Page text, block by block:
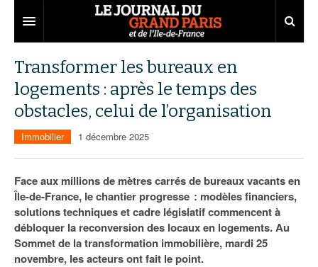
Territoires
Aménagement
Collectivités
Services urbains
Entreprises
Développement économique
Attractivité
Innovation
Transport
Départements
77
78
91
Nominations
Portraits
Agenda
Les Assises du Grand Paris
Éditions précédentes
Le podcast
Ecouter les épisodes
Transformer les bureaux en
logements : après le temps des
obstacles, celui de l’organisation
Immobilier 1 décembre 2025
Face aux millions de mètres carrés de bureaux vacants en
Île-de-France, le chantier progresse : modèles financiers,
solutions techniques et cadre législatif commencent à
débloquer la reconversion des locaux en logements. Au
Sommet de la transformation immobilière, mardi 25
novembre, les acteurs ont fait le point.